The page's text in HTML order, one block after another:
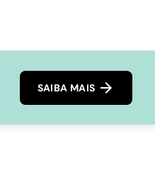
SAIBA MAIS